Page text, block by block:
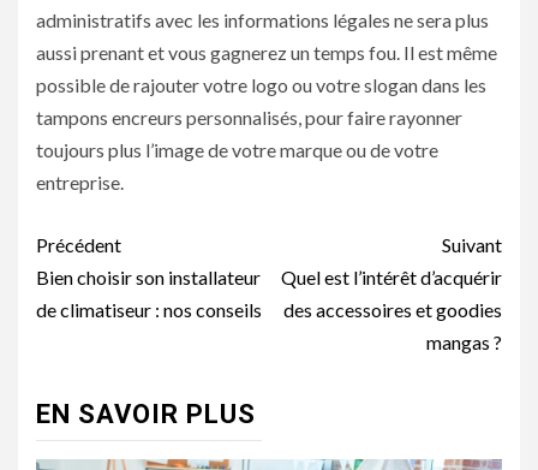
administratifs avec les informations légales ne sera plus
aussi prenant et vous gagnerez un temps fou. Il est même
possible de rajouter votre logo ou votre slogan dans les
tampons encreurs personnalisés, pour faire rayonner
toujours plus l’image de votre marque ou de votre
entreprise.
Navigation
d’article
Précédent
Bien choisir son installateur
de climatiseur : nos conseils
Suivant
Quel est l’intérêt d’acquérir
des accessoires et goodies
mangas ?
EN SAVOIR PLUS